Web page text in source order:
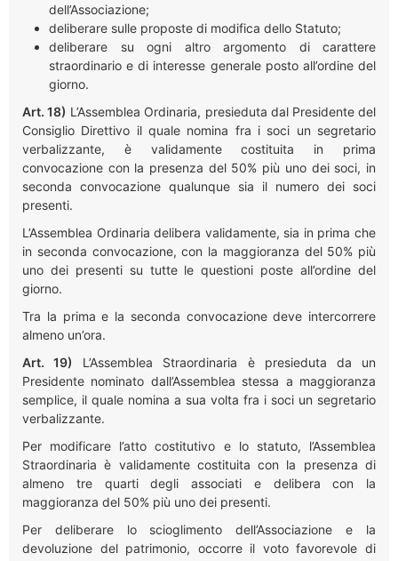
dell’Associazione;
deliberare sulle proposte di modifica dello Statuto;
deliberare su ogni altro argomento di carattere
straordinario e di interesse generale posto all’ordine del
giorno.
Art. 18) L’Assemblea Ordinaria, presieduta dal Presidente del
Consiglio Direttivo il quale nomina fra i soci un segretario
verbalizzante, è validamente costituita in prima
convocazione con la presenza del 50% più uno dei soci, in
seconda convocazione qualunque sia il numero dei soci
presenti.
L’Assemblea Ordinaria delibera validamente, sia in prima che
in seconda convocazione, con la maggioranza del 50% più
uno dei presenti su tutte le questioni poste all’ordine del
giorno.
Tra la prima e la seconda convocazione deve intercorrere
almeno un’ora.
Art. 19)
L’Assemblea Straordinaria è presieduta da un
Presidente nominato dall’Assemblea stessa a maggioranza
semplice, il quale nomina a sua volta fra i soci un segretario
verbalizzante.
Per modificare l’atto costitutivo e lo statuto, l’Assemblea
Straordinaria è validamente costituita con la presenza di
almeno tre quarti degli associati e delibera con la
maggioranza del 50% più uno dei presenti.
Per deliberare lo scioglimento dell’Associazione e la
devoluzione del patrimonio, occorre il voto favorevole di